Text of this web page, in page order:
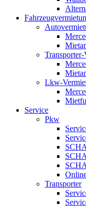
Lkw-
Service
Pkw
Transporter